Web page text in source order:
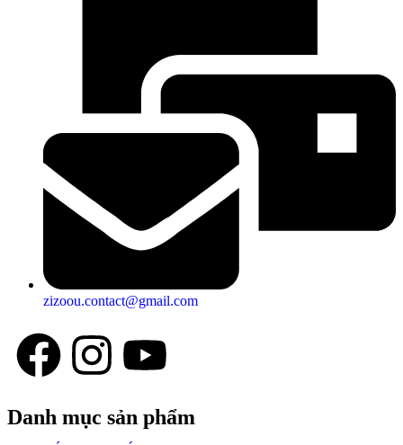
zizoou.contact@gmail.com
Danh mục sản phẩm